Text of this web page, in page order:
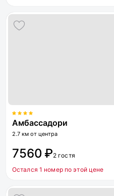
Амбассадори
2.7 км от центра
7560 ₽2 гостя
Остался 1 номер по этой цене